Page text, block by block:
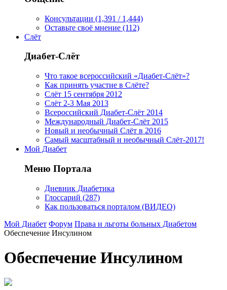
Консультации (1,391 / 1,444)
Оставьте своё мнение (112)
Слёт
Диабет-Слёт
Что такое всероссийский «Диабет-Слёт»?
Как принять участие в Слёте?
Слёт 15 сентября 2012
Слёт 2-3 Мая 2013
Всероссийский Диабет-Слёт 2014
Международный Диабет-Слёт 2015
Новый и необычный Слёт в 2016
Самый масштабный и необычный Слёт-2017!
Мой Диабет
Меню Портала
Дневник Диабетика
Глоссарий (287)
Как пользоваться порталом (ВИДЕО)
Мой Диабет Форум Права и льготы больных Диабетом
Обеспечение Инсулином
Обеспечение Инсулином